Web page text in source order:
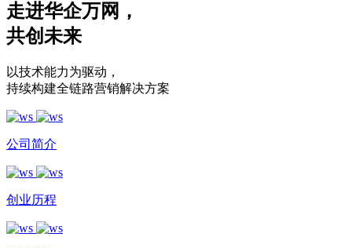
走进华企万网 ，
共创未来
以技术能力为驱动 ，
持续构建全链路营销解决方案
公司简介
创业历程